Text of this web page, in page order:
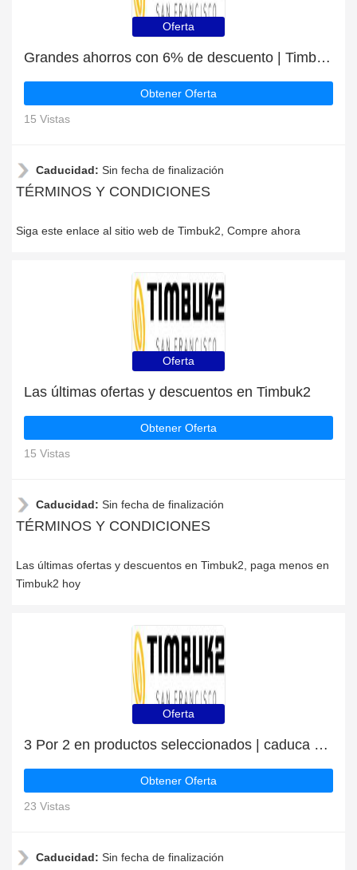
Oferta
Grandes ahorros con 6% de descuento | Timbuk2 últimas ofertas
Obtener Oferta
15 Vistas
Caducidad: Sin fecha de finalización
TÉRMINOS Y CONDICIONES
Siga este enlace al sitio web de Timbuk2, Compre ahora
Oferta
Las últimas ofertas y descuentos en Timbuk2
Obtener Oferta
15 Vistas
Caducidad: Sin fecha de finalización
TÉRMINOS Y CONDICIONES
Las últimas ofertas y descuentos en Timbuk2, paga menos en
Timbuk2 hoy
Oferta
3 Por 2 en productos seleccionados | caduca pronto
Obtener Oferta
23 Vistas
Caducidad: Sin fecha de finalización